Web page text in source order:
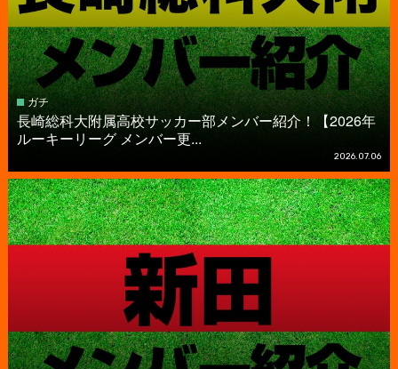
ガチ
長崎総科大附属高校サッカー部メンバー紹介！【2026年
ルーキーリーグ メンバー更...
2026.07.06